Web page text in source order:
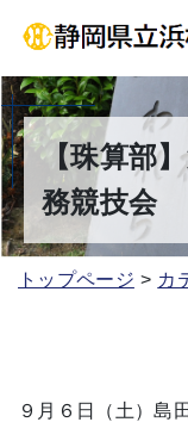
【珠算部
務競技会
トップページ カ
９月６日（土）島